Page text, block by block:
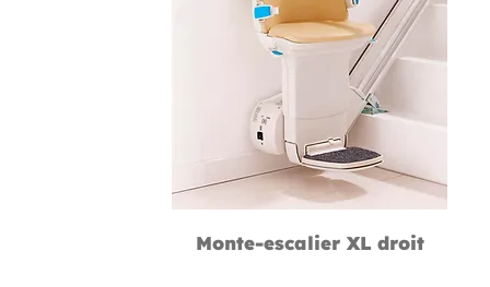
Monte-escalier XL droit